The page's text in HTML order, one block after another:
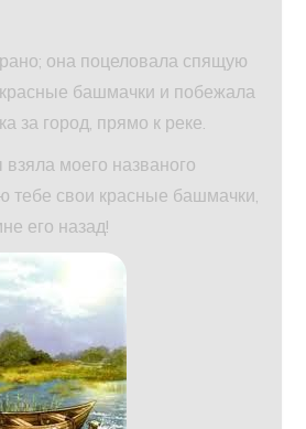
она поцеловала спящую
башмачки и побежала
за город, прямо к реке.
моего названого
тебе свои красные башмачки,
его назад!